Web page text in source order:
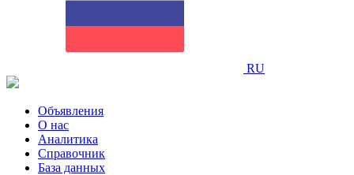
RU
Объявления
О нас
Аналитика
Справочник
База данных